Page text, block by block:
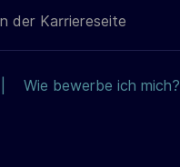
der Karriereseite
Wie bewerbe ich mich?